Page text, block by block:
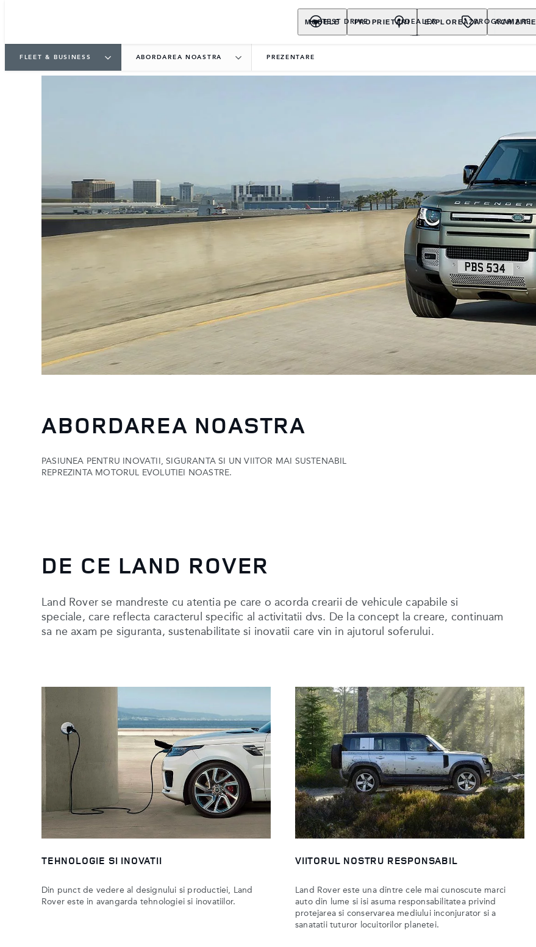
MODELE PROPRIETARI EXPLOREAZA ACHIZITIE
TEST DRIVE DEALER PROGRAMARE
FLEET & BUSINESS ABORDAREA NOASTRA PREZENTARE
ABORDAREA NOASTRA
PASIUNEA PENTRU INOVATII, SIGURANTA SI UN VIITOR MAI SUSTENABIL
REPREZINTA MOTORUL EVOLUTIEI NOASTRE.
DE CE LAND ROVER
Land Rover se mandreste cu atentia pe care o acorda crearii de vehicule capabile si
speciale, care reflecta caracterul specific al activitatii dvs. De la concept la creare, continuam
sa ne axam pe siguranta, sustenabilitate si inovatii care vin in ajutorul soferului.
TEHNOLOGIE SI INOVATII
Din punct de vedere al designului si productiei, Land
Rover este in avangarda tehnologiei si inovatiilor.
VIITORUL NOSTRU RESPONSABIL
Land Rover este una dintre cele mai cunoscute marci
auto din lume si isi asuma responsabilitatea privind
protejarea si conservarea mediului inconjurator si a
sanatatii tuturor locuitorilor planetei.